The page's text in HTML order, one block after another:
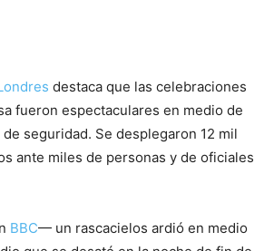
destaca que las celebraciones
fueron espectaculares en medio de
seguridad. Se desplegaron 12 mil
ante miles de personas y de oficiales
BBC— un rascacielos ardió en medio